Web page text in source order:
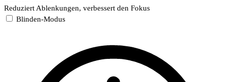
Reduziert Ablenkungen, verbessert den Fokus
Blinden-Modus